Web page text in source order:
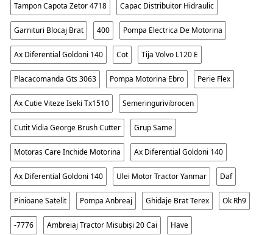
Tampon Capota Zetor 4718 Capac Distribuitor Hidraulic
Garnituri Blocaj Brat 400 Pompa Electrica De Motorina
Ax Diferential Goldoni 140 Cot Tija Volvo L120 E
Placacomanda Gts 3063 Pompa Motorina Ebro Perie Flex
Ax Cutie Viteze Iseki Tx1510 Semeringurivibrocen
Cutit Vidia George Brush Cutter Grup Same
Motoras Care Inchide Motorina Ax Diferential Goldoni 140
Ax Diferential Goldoni 140 Ulei Motor Tractor Yanmar Daf
Pinioane Satelit Pompa Anbreaj Ghidaje Brat Terex Ok Rh9
-7776 Ambreiaj Tractor Misubiși 20 Cai Have